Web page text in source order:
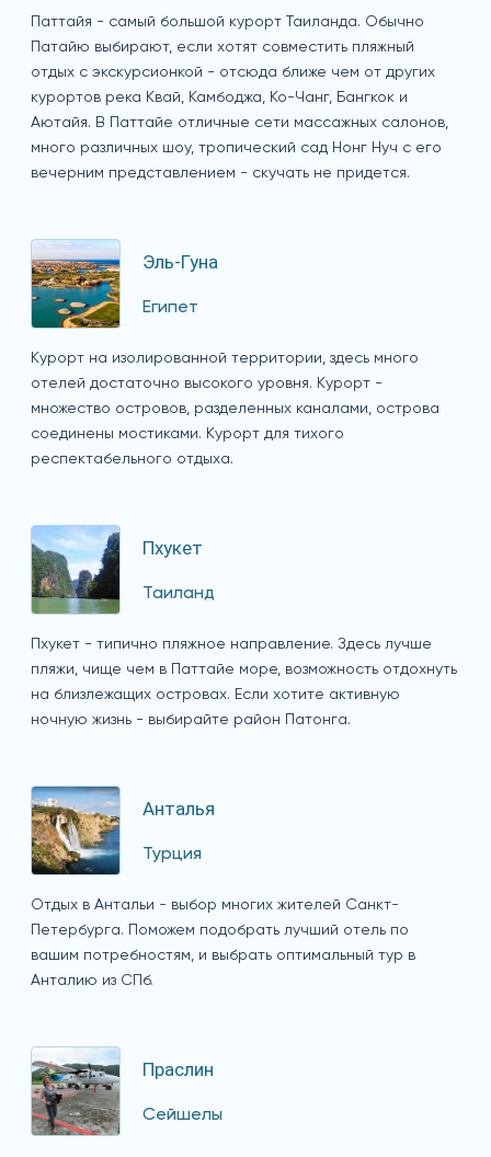
Паттайя - самый большой курорт Таиланда. Обычно
Патайю выбирают, если хотят совместить пляжный
отдых с экскурсионкой - отсюда ближе чем от других
курортов река Квай, Камбоджа, Ко-Чанг, Бангкок и
Аютайя. В Паттайе отличные сети массажных салонов,
много различных шоу, тропический сад Нонг Нуч с его
вечерним представлением - скучать не придется.
Эль-Гуна
Египет
Курорт на изолированной территории, здесь много
отелей достаточно высокого уровня. Курорт -
множество островов, разделенных каналами, острова
соединены мостиками. Курорт для тихого
респектабельного отдыха.
Пхукет
Таиланд
Пхукет - типично пляжное направление. Здесь лучше
пляжи, чище чем в Паттайе море, возможность отдохнуть
на близлежащих островах. Если хотите активную
ночную жизнь - выбирайте район Патонга.
Анталья
Турция
Отдых в Антальи - выбор многих жителей Санкт-
Петербурга. Поможем подобрать лучший отель по
вашим потребностям, и выбрать оптимальный тур в
Анталию из СПб.
Праслин
Сейшелы